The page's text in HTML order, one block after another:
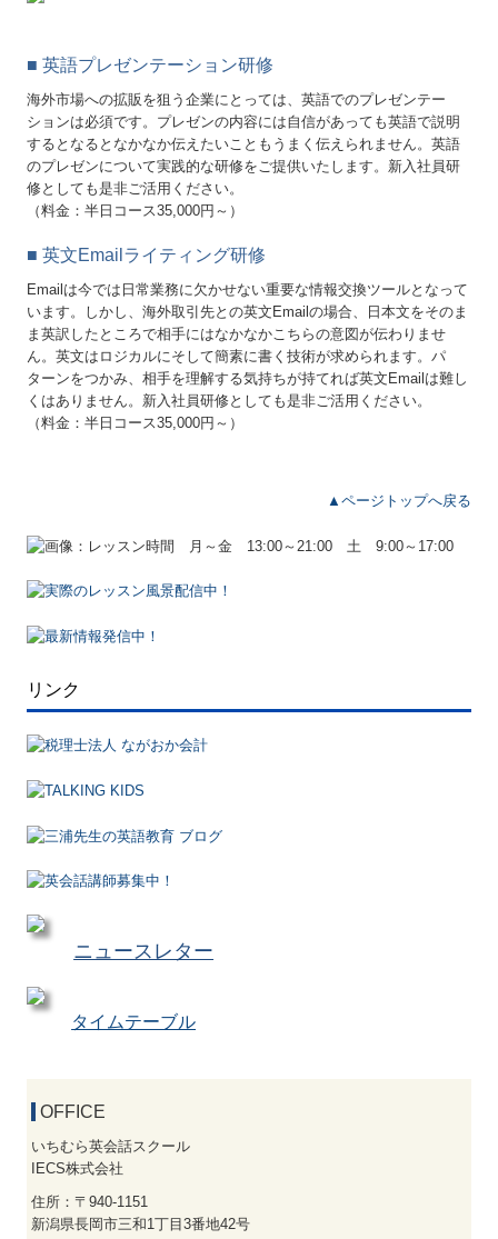
リンク
ニュースレター
タイムテーブル
■ 英語プレゼンテーション研修
海外市場への拡販を狙う企業にとっては、英語でのプレゼンテー
ションは必須です。プレゼンの内容には自信があっても英語で説明
するとなるとなかなか伝えたいこともうまく伝えられません。英語
のプレゼンについて実践的な研修をご提供いたします。新入社員研
修としても是非ご活用ください。
（料金：半日コース35,000円～）
■ 英文Emailライティング研修
Emailは今では日常業務に欠かせない重要な情報交換ツールとなって
います。しかし、海外取引先との英文Emailの場合、日本文をそのま
ま英訳したところで相手にはなかなかこちらの意図が伝わりませ
ん。英文はロジカルにそして簡素に書く技術が求められます。パ
ターンをつかみ、相手を理解する気持ちが持てれば英文Emailは難し
くはありません。新入社員研修としても是非ご活用ください。
（料金：半日コース35,000円～）
▲ページトップへ戻る
OFFICE
いちむら英会話スクール
IECS株式会社
住所：〒940-1151
新潟県長岡市三和1丁目3番地42号